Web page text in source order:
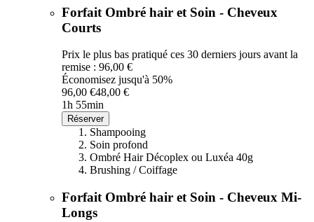
Forfait Ombré hair et Soin - Cheveux
Courts
Prix le plus bas pratiqué ces 30 derniers jours avant la
remise : 96,00 €
Économisez jusqu'à 50%
96,00 €48,00 €
1h 55min
Réserver
Shampooing
Soin profond
Ombré Hair Décoplex ou Luxéa 40g
Brushing / Coiffage
Forfait Ombré hair et Soin - Cheveux Mi-
Longs